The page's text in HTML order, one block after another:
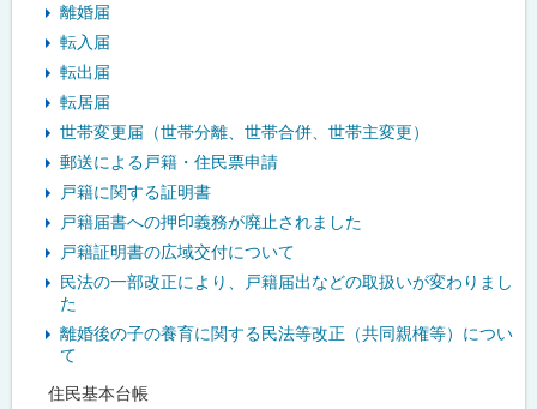
離婚届
転入届
転出届
転居届
世帯変更届（世帯分離、世帯合併、世帯主変更）
郵送による戸籍・住民票申請
戸籍に関する証明書
戸籍届書への押印義務が廃止されました
戸籍証明書の広域交付について
民法の一部改正により、戸籍届出などの取扱いが変わりまし
た
離婚後の子の養育に関する民法等改正（共同親権等）につい
て
住民基本台帳